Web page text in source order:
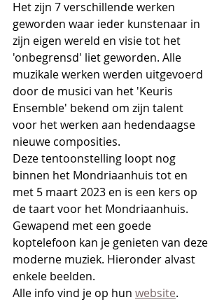
Het zijn 7 verschillende werken
geworden waar ieder kunstenaar in
zijn eigen wereld en visie tot het
'onbegrensd' liet geworden. Alle
muzikale werken werden uitgevoerd
door de musici van het 'Keuris
Ensemble' bekend om zijn talent
voor het werken aan hedendaagse
nieuwe composities.
Deze tentoonstelling loopt nog
binnen het Mondriaanhuis tot en
met 5 maart 2023 en is een kers op
de taart voor het Mondriaanhuis.
Gewapend met een goede
koptelefoon kan je genieten van deze
moderne muziek. Hieronder alvast
enkele beelden.
Alle info vind je op hun website.